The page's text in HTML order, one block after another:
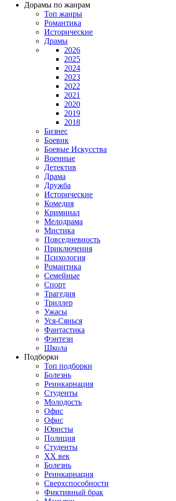
Дорамы по жанрам
Топ жанры
Романтика
Исторические
Драмы
2026
2025
2024
2023
2022
2021
2020
2019
2018
Бизнес
Боевик
Боевые Искусства
Военные
Детектив
Драма
Дружба
Исторические
Комедия
Криминал
Мелодрама
Мистика
Повседневность
Приключения
Психология
Романтика
Семейные
Спорт
Трагедия
Триллер
Ужасы
Уся-Сянься
Фантастика
Фэнтези
Школа
Подборки
Топ подборки
Болезнь
Реинкарнация
Студенты
Молодость
Офис
Офис
Юристы
Полиция
Студенты
ХХ век
Болезнь
Реинкарнация
Сверхспособности
Фиктивный брак